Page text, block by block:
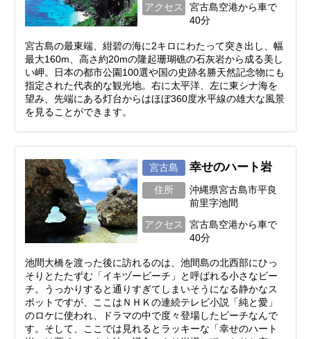
アクセス
宮古島空港から車で
40分
宮古島の最東端、紺碧の海に2キロにわたって突き出し、幅
最大160m、高さ約20mの隆起珊瑚礁の石灰岩から成る美し
い岬。日本の都市公園100選や国の史跡名勝天然記念物にも
指定された代表的な観光地。右に太平洋、左に東シナ海を
望み、先端にある灯台からはほぼ360度水平線の雄大な風景
を見ることができます。
宮古島 幸せのハート岩
住所
沖縄県宮古島市平良
前里字池間
アクセス
宮古島空港から車で
40分
池間大橋を渡った後に訪れるのは、池間島の北西部にひっ
そりとたたずむ「イキヅービーチ」と呼ばれる小さなビー
チ。うっかりすると通りすぎてしまいそうになる静かなス
ポットですが、ここはＮＨＫの連続テレビ小説「純と愛」
のロケに使われ、ドラマの中で度々登場したビーチなんで
す。そして、ここでは見れるとラッキーな「幸せのハート